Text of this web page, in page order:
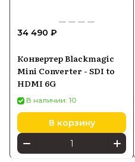
34 490 ₽
Конвертер Blackmagic
Mini Converter - SDI to
HDMI 6G
В наличии: 10
В корзину